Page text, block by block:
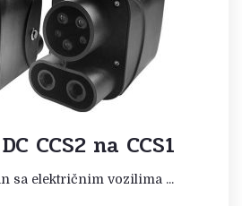
CCS2 na CCS1
sa električnim vozilima ...